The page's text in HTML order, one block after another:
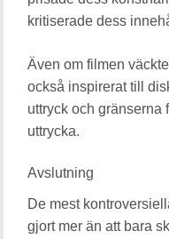
kritiserade dess
Även om filmen
också inspirerat till
uttryck och gränserna
uttrycka.
Avslutning
De mest
gjort mer än att bara